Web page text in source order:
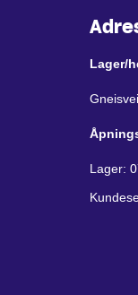
Lager/
Lager: